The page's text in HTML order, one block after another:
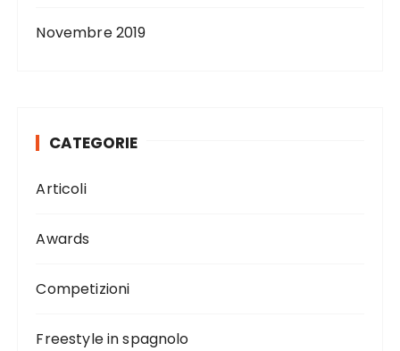
Novembre 2019
CATEGORIE
Articoli
Awards
Competizioni
Freestyle in spagnolo